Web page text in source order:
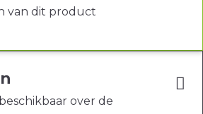
van dit product
over de